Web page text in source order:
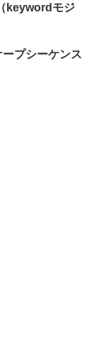
keywordモジ
プシーケンス